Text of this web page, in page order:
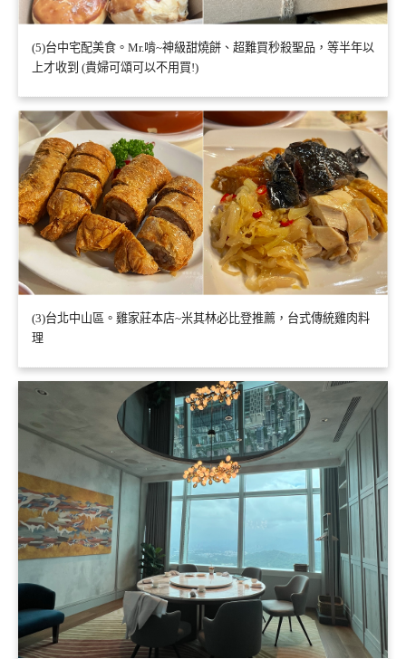
(5)台中宅配美食。Mr.啃~神級甜燒餅、超難買秒殺聖品，等半年以
上才收到 (貴婦可頌可以不用買!)
(3)台北中山區。雞家莊本店~米其林必比登推薦，台式傳統雞肉料
理